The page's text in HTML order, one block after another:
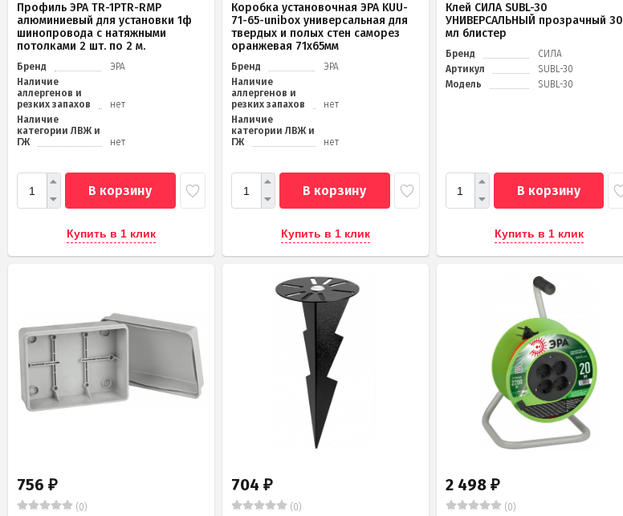
Профиль ЭРА TR-1PTR-RMP
алюминиевый для установки 1ф
шинопровода с натяжными
потолками 2 шт. по 2 м.
Бренд
ЭРА
Наличие
аллергенов и
резких запахов
нет
Наличие
категории ЛВЖ и
ГЖ
нет
В корзину
Купить в 1 клик
Коробка установочная ЭРА KUU-
71-65-unibox универсальная для
твердых и полых стен саморез
оранжевая 71х65мм
Бренд
ЭРА
Наличие
аллергенов и
резких запахов
нет
Наличие
категории ЛВЖ и
ГЖ
нет
В корзину
Купить в 1 клик
Клей СИЛА SUBL-30
УНИВЕРСАЛЬНЫЙ прозрачный 30
мл блистер
Бренд
СИЛА
Артикул
SUBL-30
Модель
SUBL-30
В корзину
Купить в 1 клик
756 ₽
(0)
704 ₽
(0)
2 498 ₽
(0)